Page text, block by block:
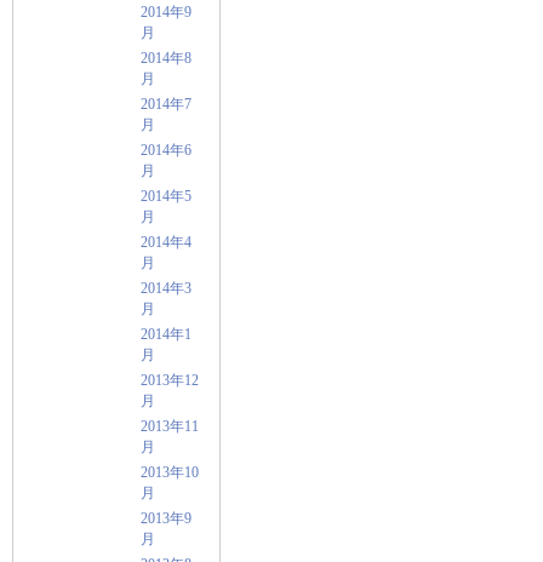
2014年9
月
2014年8
月
2014年7
月
2014年6
月
2014年5
月
2014年4
月
2014年3
月
2014年1
月
2013年12
月
2013年11
月
2013年10
月
2013年9
月